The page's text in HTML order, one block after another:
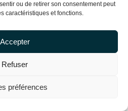
ou de retirer son consentement peut
caractéristiques et fonctions.
Accepter
Refuser
préférences